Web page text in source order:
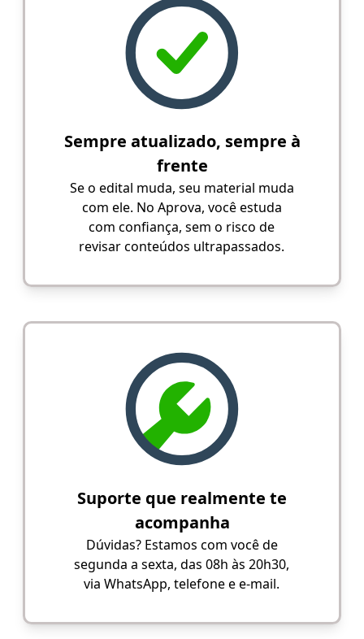
Sempre atualizado, sempre à
frente
Se o edital muda, seu material muda
com ele. No Aprova, você estuda
com confiança, sem o risco de
revisar conteúdos ultrapassados.
Suporte que realmente te
acompanha
Dúvidas? Estamos com você de
segunda a sexta, das 08h às 20h30,
via WhatsApp, telefone e e-mail.